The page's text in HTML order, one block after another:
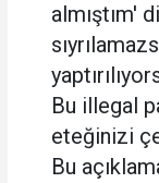
almıştım'
Bu illegal
eteğinizi
Bu